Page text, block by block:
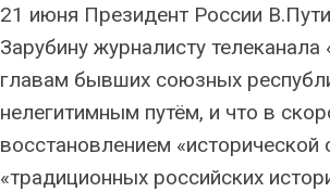
21 июня Президент России
Зарубину журналисту
главам бывших союзных
нелегитимным путём, и что в
восстановлением
«традиционных российских